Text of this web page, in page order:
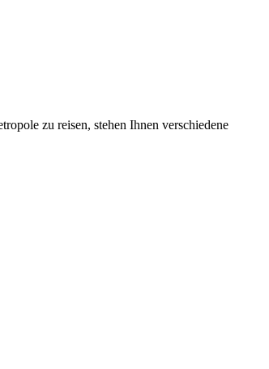
zu reisen, stehen Ihnen verschiedene